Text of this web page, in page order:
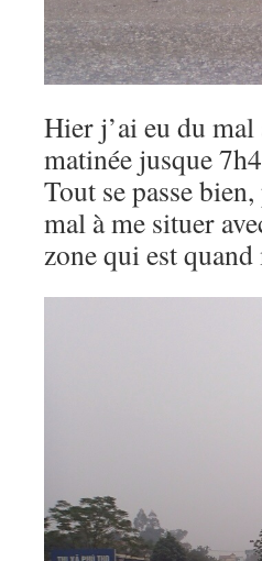
Hier j’ai eu du mal
matinée jusque
Tout se passe
mal à me situer
zone qui est